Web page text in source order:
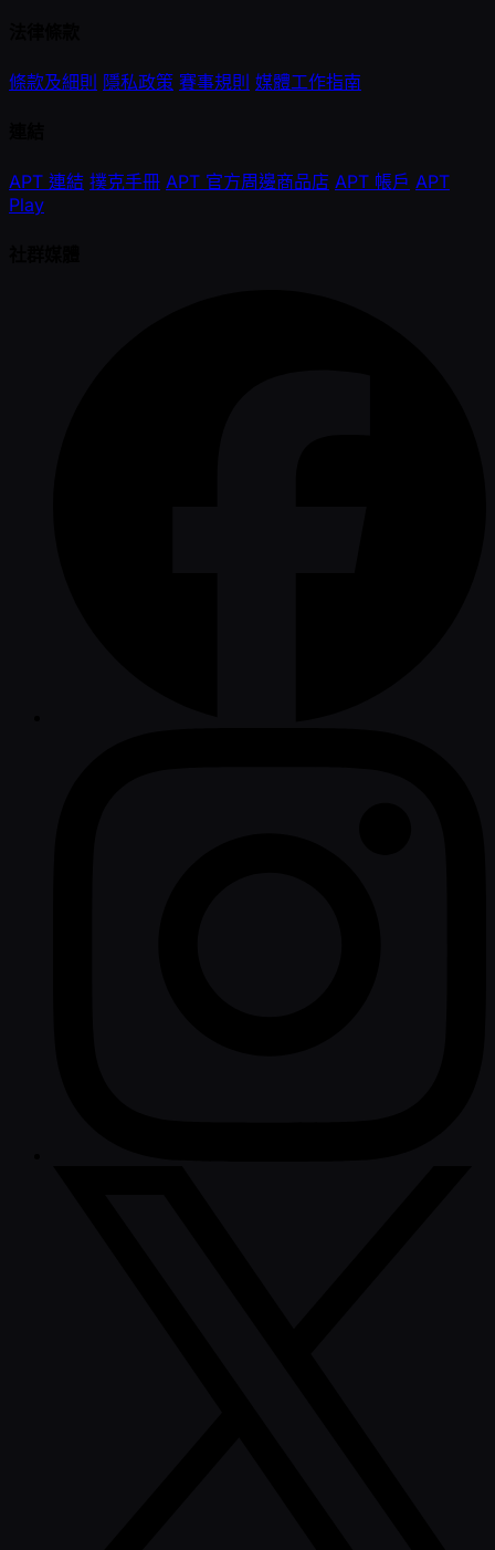
條款及細則 隱私政策 賽事規則 媒體工作指南
APT 連結 撲克手冊 APT 官方周邊商品店 APT 帳戶 APT
Play